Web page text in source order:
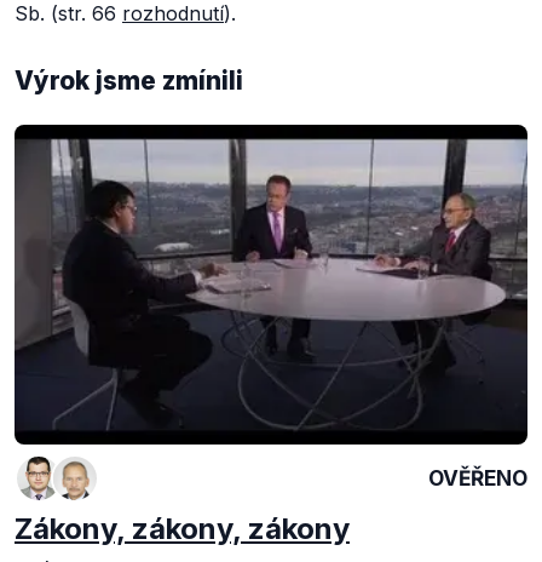
Sb. (str. 66 rozhodnutí).
Výrok jsme zmínili
OVĚŘENO
Zákony, zákony, zákony